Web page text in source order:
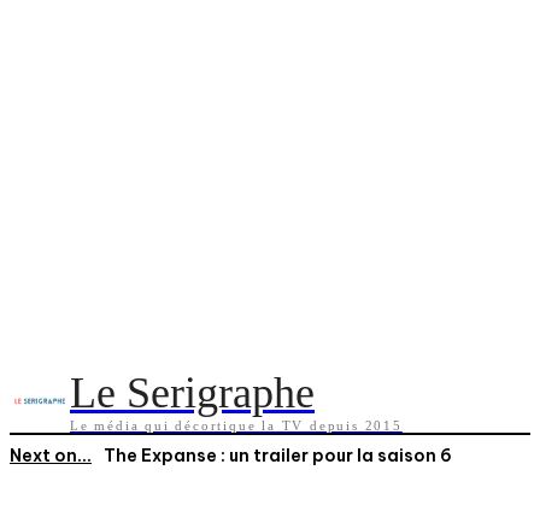
Le Serigraphe
Le média qui décortique la TV depuis 2015
Next on... The Expanse : un trailer pour la saison 6